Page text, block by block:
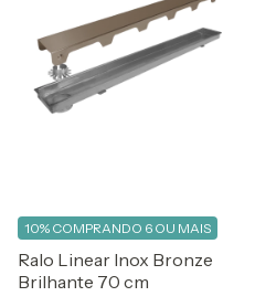
Ralo Linear Inox Bronze
Brilhante 70 cm
10% COMPRANDO 6 OU MAIS